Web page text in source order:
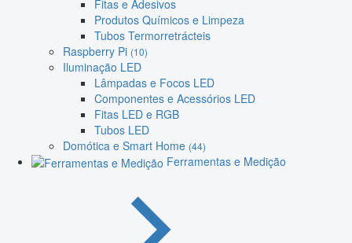
Fitas e Adesivos
Produtos Químicos e Limpeza
Tubos Termorretrácteis
Raspberry Pi (10)
Iluminação LED
Lâmpadas e Focos LED
Componentes e Acessórios LED
Fitas LED e RGB
Tubos LED
Domótica e Smart Home (44)
Ferramentas e Medição